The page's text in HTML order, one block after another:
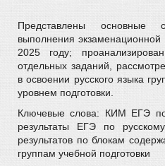
Представлены основные
выполнения
2025 году;
отдельных заданий,
в освоении русского языка
уровнем подготовки.
Ключевые слова: КИМ ЕГЭ по
результаты ЕГЭ по
результатов по блокам
группам учебной подготовки